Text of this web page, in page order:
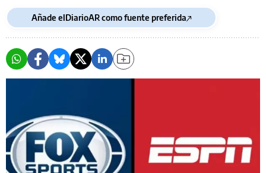
Añade elDiarioAR como fuente preferida